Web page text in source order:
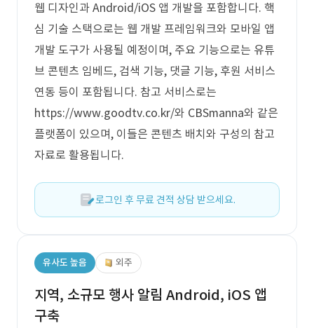
웹 디자인과 Android/iOS 앱 개발을 포함합니다. 핵
심 기술 스택으로는 웹 개발 프레임워크와 모바일 앱
개발 도구가 사용될 예정이며, 주요 기능으로는 유튜
브 콘텐츠 임베드, 검색 기능, 댓글 기능, 후원 서비스
연동 등이 포함됩니다. 참고 서비스로는
https://www.goodtv.co.kr/와 CBSmanna와 같은
플랫폼이 있으며, 이들은 콘텐츠 배치와 구성의 참고
자료로 활용됩니다.
로그인 후 무료 견적 상담 받으세요.
유사도 높음 외주
지역, 소규모 행사 알림 Android, iOS 앱
구축